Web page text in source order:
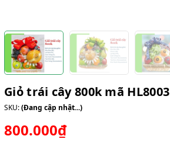
Giỏ trái cây 800k mã HL8003
SKU:(Đang cập nhật...)
800.000₫